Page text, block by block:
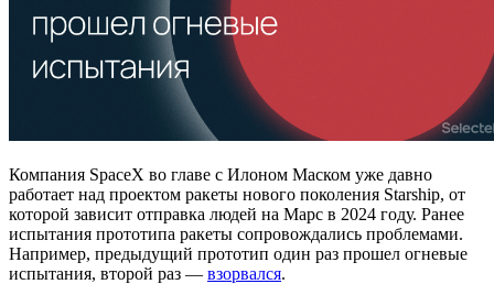
Компания SpaceX во главе с Илоном Маском уже давно
работает над проектом ракеты нового поколения Starship, от
которой зависит отправка людей на Марс в 2024 году. Ранее
испытания прототипа ракеты сопровождались проблемами.
Например, предыдущий прототип один раз прошел огневые
испытания, второй раз — взорвался.